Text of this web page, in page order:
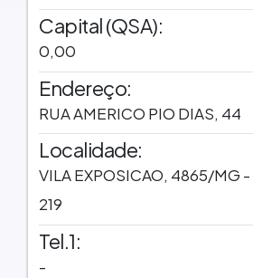
Capital (QSA):
0,00
Endereço:
RUA AMERICO PIO DIAS, 44
Localidade:
VILA EXPOSICAO, 4865/MG
219
Tel.1:
-